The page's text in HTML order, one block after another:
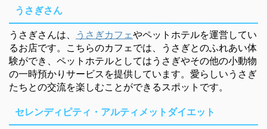
うさぎさん
うさぎさんは、 うさぎカフェやペットホテルを運営してい
るお店です。こちらのカフェでは、うさぎとのふれあい体
験ができ、ペットホテルとしてはうさぎやその他の小動物
の一時預かりサービスを提供しています。愛らしいうさぎ
たちとの交流を楽しむことができるスポットです。
セレンディピティ・アルティメットダイエット